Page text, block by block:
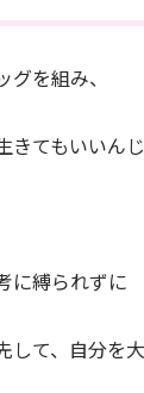
を組み、
きてもいいん
に縛られずに
て、自分を大